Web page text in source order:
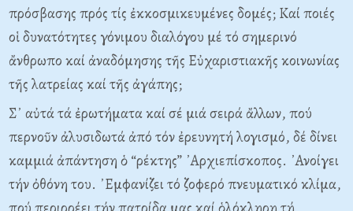
πρόσβασης πρός τίς ἐκκοσμικευμένες δομές; Καί ποιές
οἱ δυνατότητες γόνιμου διαλόγου μέ τό σημερινό
ἄνθρωπο καί ἀναδόμησης τῆς Εὐχαριστιακῆς κοινωνίας
τῆς λατρείας καί τῆς ἀγάπης;
Σ᾿ αὐτά τά ἐρωτήματα καί σέ μιά σειρά ἄλλων, πού
περνοῦν ἀλυσιδωτά ἀπό τόν ἐρευνητή λογισμό, δέ δίνει
καμμιά ἀπάντηση ὁ “ρέκτης” ᾿Αρχιεπίσκοπος. ᾿Ανοίγει
τήν ὀθόνη του. ᾿Εμφανίζει τό ζοφερό πνευματικό κλίμα,